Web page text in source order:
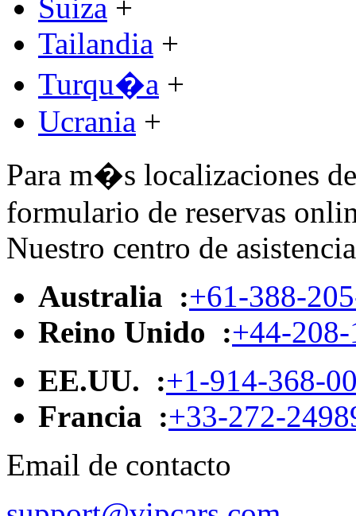
Suiza +
Tailandia +
Turqu�a +
Ucrania +
Para m�s localizaciones
formulario de reservas
Nuestro centro de asistencia
Australia :+61-388-
Reino Unido :+44-
EE.UU. :+1-914-368-
Francia :+33-272-
Email de contacto